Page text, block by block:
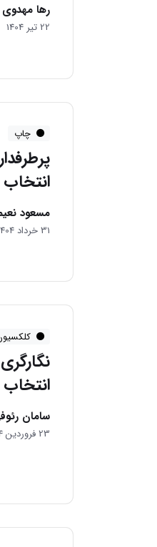
رها مهدوی
22 تیر 1404
چاپ
مسعود
31 خرداد 1404
سامان
23 فروردین 1404